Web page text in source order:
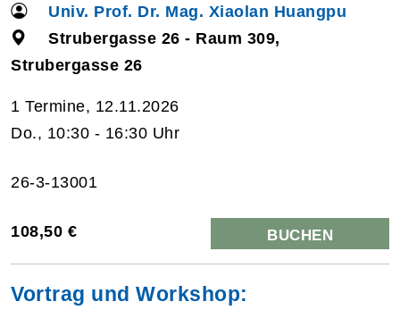
Univ. Prof. Dr. Mag. Xiaolan Huangpu
Strubergasse 26 - Raum 309,
Strubergasse 26
1 Termine, 12.11.2026
Do., 10:30 - 16:30 Uhr
26-3-13001
108,50 € BUCHEN
Vortrag und Workshop: